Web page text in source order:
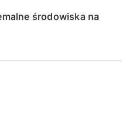
środowiska na